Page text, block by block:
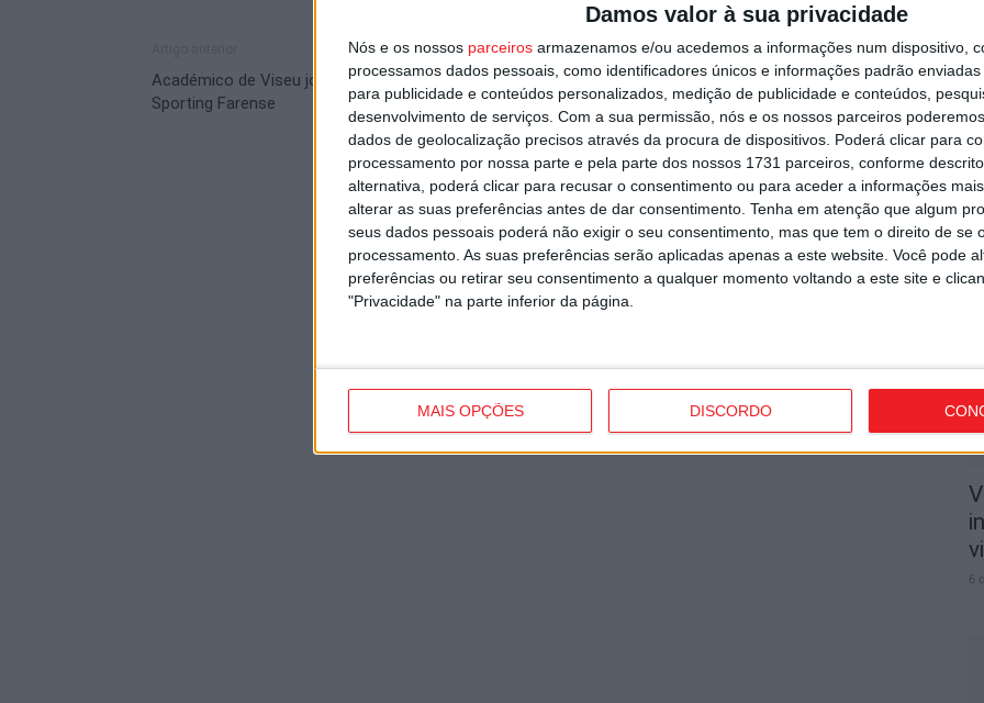
Damos valor à sua privacidade
Nós e os nossos parceiros armazenamos e/ou acedemos a informações num dispositivo,
processamos dados pessoais, como identificadores únicos e informações padrão
para publicidade e conteúdos personalizados, medição de publicidade e conteúdos,
desenvolvimento de serviços. Com a sua permissão, nós e os nossos parceiros
dados de geolocalização precisos através da procura de dispositivos. Poderá clicar para
processamento por nossa parte e pela parte dos nossos 1731 parceiros, conforme
alternativa, poderá clicar para recusar o consentimento ou para aceder a informações
alterar as suas preferências antes de dar consentimento. Tenha em atenção que algum
seus dados pessoais poderá não exigir o seu consentimento, mas que tem o direito de se
processamento. As suas preferências serão aplicadas apenas a este website. Você pode
preferências ou retirar seu consentimento a qualquer momento voltando a este site e
"Privacidade" na parte inferior da página.
MAIS OPÇÕES DISCORDO
Académico de Viseu joga no Algarve, frente ao
Sporting Farense
Próximo artigo
Tondela derrotado no Estoril fica mais perto dos
lugares de descida
6
6